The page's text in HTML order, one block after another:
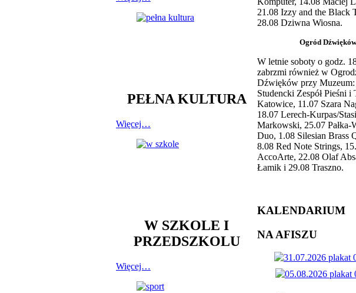
PEŁNA KULTURA
Więcej…
W SZKOLE I
PRZEDSZKOLU
Więcej…
21.08 Izzy and the Black
28.08 Dziwna Wiosna.
Ogród Dźwięków
W letnie soboty o godz.
zabrzmi również w
Dźwięków przy
Studencki Zespół Pieśni i
Katowice, 11.07 Szara
18.07 Lerech-Kurpas/
Markowski, 25.07 Pałka-
Duo, 1.08 Silesian Brass
8.08 Red Note Strings,
AccoArte, 22.08 Olaf
Łamik i 29.08 Traszno.
KALENDARIUM
NA AFISZU